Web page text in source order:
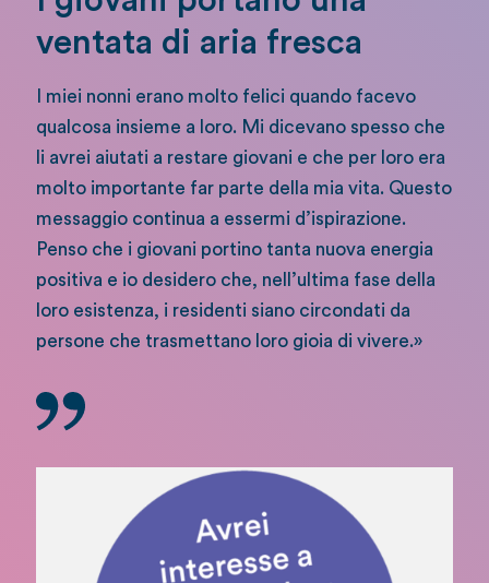
ventata di aria fresca
I miei nonni erano molto felici quando facevo
qualcosa insieme a loro. Mi dicevano spesso che
li avrei aiutati a restare giovani e che per loro era
molto importante far parte della mia vita. Questo
messaggio continua a essermi d’ispirazione.
Penso che i giovani portino tanta nuova energia
positiva e io desidero che, nell’ultima fase della
loro esistenza, i residenti siano circondati da
persone che trasmettano loro gioia di vivere.»